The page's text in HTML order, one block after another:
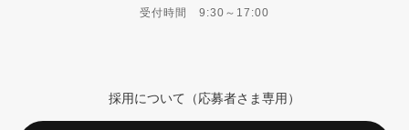
受付時間 9:30～17:00
採用について（応募者さま専用）